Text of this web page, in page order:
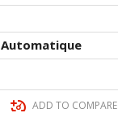
Automatique
ADD TO COMPARE